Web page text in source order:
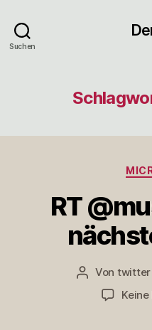
Suchen
RT
Beitragsautor
Von twitter